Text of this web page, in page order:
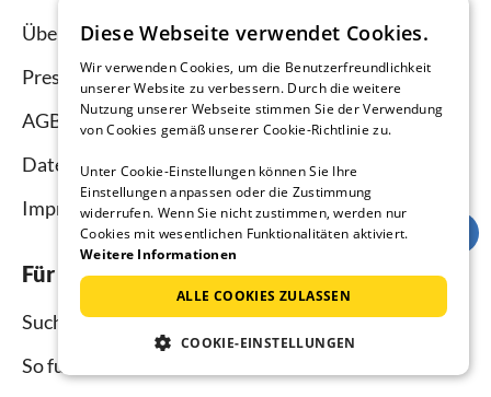
Über uns
Presse
AGB
Datenschutz
Impressum
Für Urlauber
Suche
So funktioniert`s
Diese Webseite verwendet Cookies.
Wir verwenden Cookies, um die Benutzerfreundlichkeit
unserer Website zu verbessern. Durch die weitere
Nutzung unserer Webseite stimmen Sie der Verwendung
von Cookies gemäß unserer Cookie-Richtlinie zu.
Unter Cookie-Einstellungen können Sie Ihre
Einstellungen anpassen oder die Zustimmung
widerrufen. Wenn Sie nicht zustimmen, werden nur
Cookies mit wesentlichen Funktionalitäten aktiviert.
Weitere Informationen
ALLE COOKIES ZULASSEN
COOKIE-EINSTELLUNGEN